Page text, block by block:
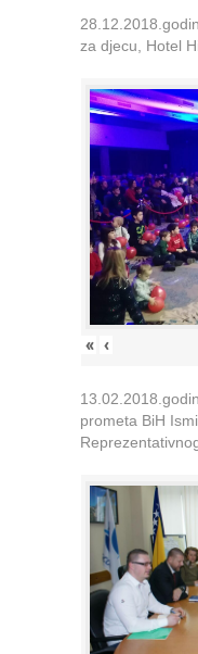
za djecu, Hotel
« ‹
prometa BiH